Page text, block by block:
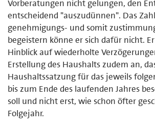
Vorberatungen nicht gelungen, den
entscheidend "auszudünnen". Das
genehmigungs- und somit
begeistern könne er sich dafür nicht.
Hinblick auf wiederholte
Erstellung des Haushalts zudem an,
Haushaltssatzung für das jeweils
bis zum Ende des laufenden Jahres
soll und nicht erst, wie schon öfter
Folgejahr.